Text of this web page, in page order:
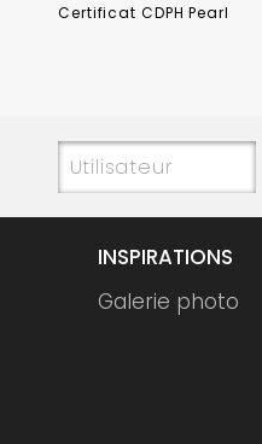
Certificat CDPH Pearl
INSPIRATIONS
Galerie photo